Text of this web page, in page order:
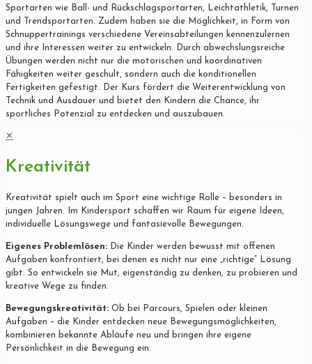
Sportarten wie Ball- und Rückschlagsportarten, Leichtathletik, Turnen
und Trendsportarten. Zudem haben sie die Möglichkeit, in Form von
Schnuppertrainings verschiedene Vereinsabteilungen kennenzulernen
und ihre Interessen weiter zu entwickeln. Durch abwechslungsreiche
Übungen werden nicht nur die motorischen und koordinativen
Fähigkeiten weiter geschult, sondern auch die konditionellen
Fertigkeiten gefestigt. Der Kurs fördert die Weiterentwicklung von
Technik und Ausdauer und bietet den Kindern die Chance, ihr
sportliches Potenzial zu entdecken und auszubauen.
✕
Kreativität
Kreativität spielt auch im Sport eine wichtige Rolle – besonders in
jungen Jahren. Im Kindersport schaffen wir Raum für eigene Ideen,
individuelle Lösungswege und fantasievolle Bewegungen.
Eigenes Problemlösen: Die Kinder werden bewusst mit offenen
Aufgaben konfrontiert, bei denen es nicht nur eine „richtige“ Lösung
gibt. So entwickeln sie Mut, eigenständig zu denken, zu probieren und
kreative Wege zu finden.
Bewegungskreativität: Ob bei Parcours, Spielen oder kleinen
Aufgaben – die Kinder entdecken neue Bewegungsmöglichkeiten,
kombinieren bekannte Abläufe neu und bringen ihre eigene
Persönlichkeit in die Bewegung ein.